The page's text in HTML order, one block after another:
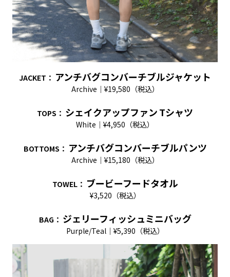
JACKET ： アンチバグコンバーチブルジャケット
Archive｜¥19,580（税込）
TOPS ： シェイクアップファンTシャツ
White｜¥4,950（税込）
BOTTOMS ： アンチバグコンバーチブルパンツ
Archive｜¥15,180（税込）
TOWEL： ブービーフードタオル
¥3,520（税込）
BAG： ジェリーフィッシュミニバッグ
Purple/Teal｜¥5,390（税込）